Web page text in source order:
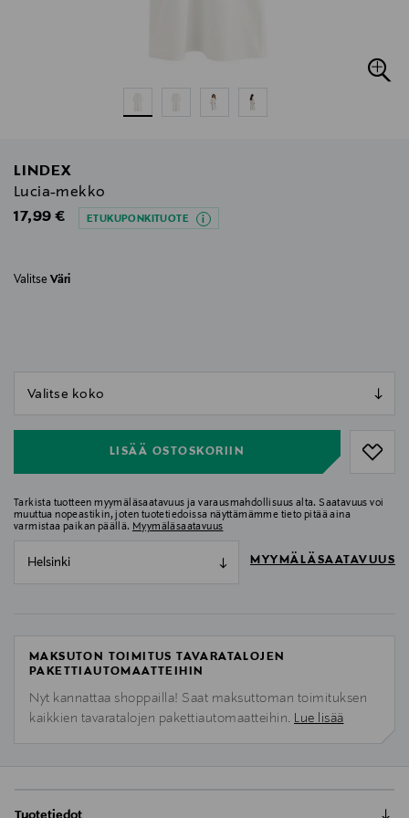
LINDEX
Lucia-mekko
Original Price
17,99 € ETUKUPONKITUOTE
Valitse Väri
LISÄÄ OSTOSKORIIN
Tarkista tuotteen myymäläsaatavuus ja varausmahdollisuus alta. Saatavuus voi
muuttua nopeastikin, joten tuotetiedoissa näyttämämme tieto pitää aina
varmistaa paikan päällä. Myymäläsaatavuus
Helsinki MYYMÄLÄSAATAVUUS
MAKSUTON TOIMITUS TAVARATALOJEN
PAKETTIAUTOMAATTEIHIN
Nyt kannattaa shoppailla! Saat maksuttoman toimituksen
kaikkien tavaratalojen pakettiautomaatteihin. Lue lisää